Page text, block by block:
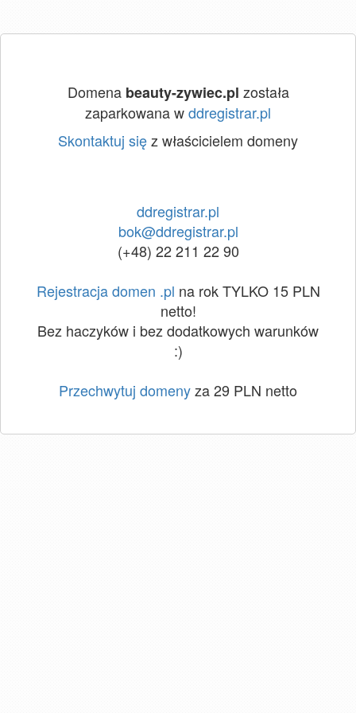
Domena beauty-zywiec.pl została
zaparkowana wddregistrar.pl
Skontaktuj sięz właścicielem domeny
ddregistrar.pl
bok@ddregistrar.pl
(+48) 22 211 22 90
Rejestracja domen .pl na rok TYLKO 15 PLN
netto!
Bez haczyków i bez dodatkowych warunków
:)
Przechwytuj domenyza 29 PLN netto